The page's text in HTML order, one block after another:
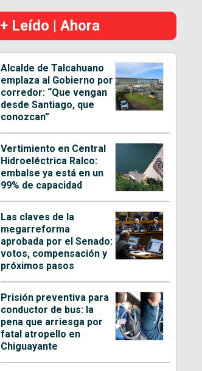
+ Leído | Ahora
Alcalde de Talcahuano
emplaza al Gobierno por
corredor: “Que vengan
desde Santiago, que
conozcan”
Vertimiento en Central
Hidroeléctrica Ralco:
embalse ya está en un
99% de capacidad
Las claves de la
megarreforma
aprobada por el Senado:
votos, compensación y
próximos pasos
Prisión preventiva para
conductor de bus: la
pena que arriesga por
fatal atropello en
Chiguayante